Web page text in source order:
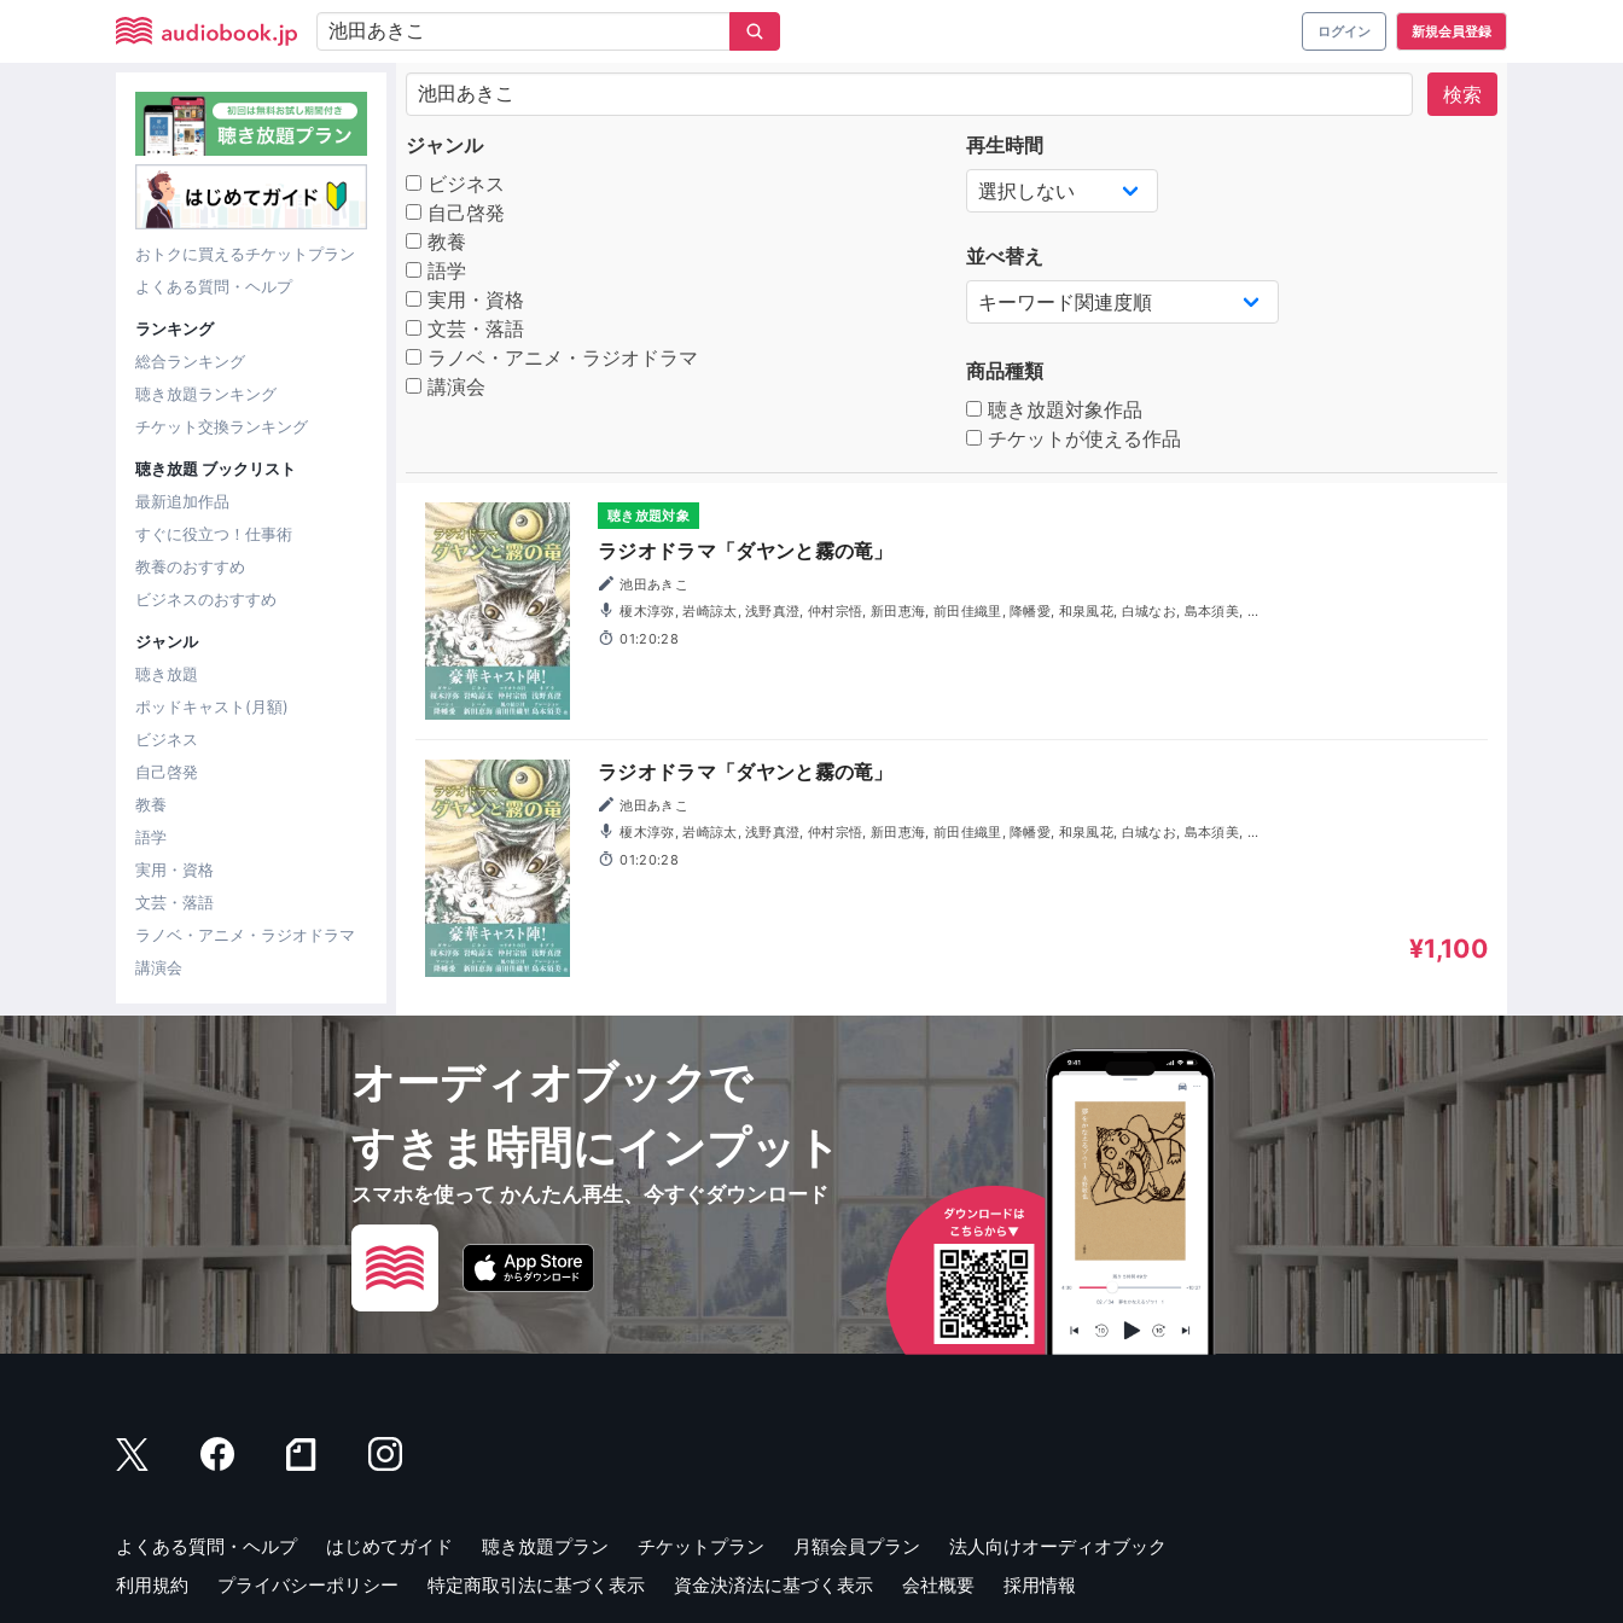
ログイン 新規会員登録
おトクに買えるチケットプラン
よくある質問・ヘルプ
ランキング
総合ランキング
聴き放題ランキング
チケット交換ランキング
聴き放題 ブックリスト
最新追加作品
すぐに役立つ！仕事術
教養のおすすめ
ビジネスのおすすめ
ジャンル
聴き放題
ポッドキャスト(月額)
ビジネス
自己啓発
教養
語学
実用・資格
文芸・落語
ラノベ・アニメ・ラジオドラマ
講演会
検索
ジャンル
ビジネス
自己啓発
教養
語学
実用・資格
文芸・落語
ラノベ・アニメ・ラジオドラマ
講演会
再生時間
並べ替え
商品種類
聴き放題対象作品
チケットが使える作品
聴き放題対象
ラジオドラマ「ダヤンと霧の竜」
池田あきこ
榎木淳弥, 岩崎諒太, 浅野真澄, 仲村宗悟, 新田恵海, 前田佳織里, 降幡愛, 和泉風花, 白城なお, 島本須美, ほ
か
01:20:28
ラジオドラマ「ダヤンと霧の竜」
池田あきこ
榎木淳弥, 岩崎諒太, 浅野真澄, 仲村宗悟, 新田恵海, 前田佳織里, 降幡愛, 和泉風花, 白城なお, 島本須美, ほ
か
01:20:28
¥1,100
オーディオブックで
すきま時間にインプット
スマホを使って かんたん再生、今すぐダウンロード
よくある質問・ヘルプ はじめてガイド 聴き放題プラン チケットプラン 月額会員プラン
法人向けオーディオブック
利用規約
プライバシーポリシー 特定商取引法に基づく表示 資金決済法に基づく表示 会社概要 採用情報